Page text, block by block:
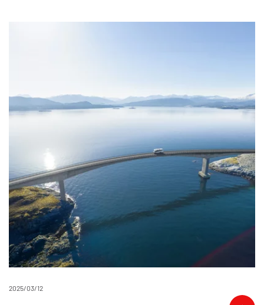
2025/03/12